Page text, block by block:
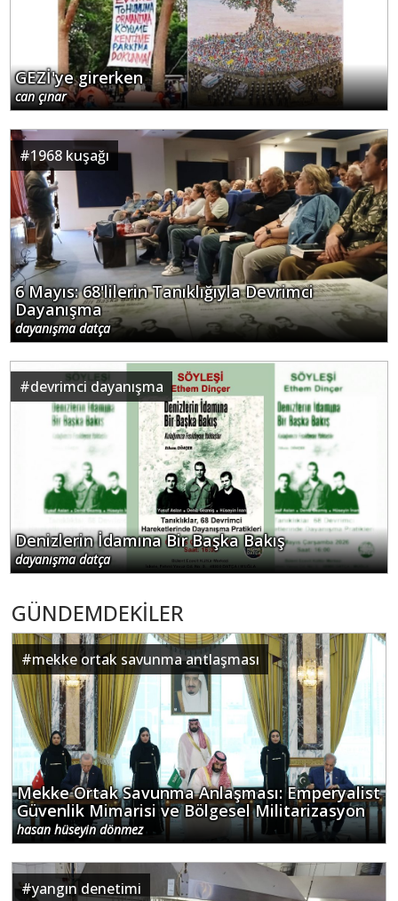
GEZİ'ye girerken
can çınar
#1968 kuşağı
6 Mayıs: 68'lilerin Tanıklığıyla Devrimci
Dayanışma
dayanışma datça
#devrimci dayanışma
Denizlerin İdamına Bir Başka Bakış
dayanışma datça
GÜNDEMDEKİLER
#mekke ortak savunma antlaşması
Mekke Ortak Savunma Anlaşması: Emperyalist
Güvenlik Mimarisi ve Bölgesel Militarizasyon
hasan hüseyin dönmez
#yangın denetimi